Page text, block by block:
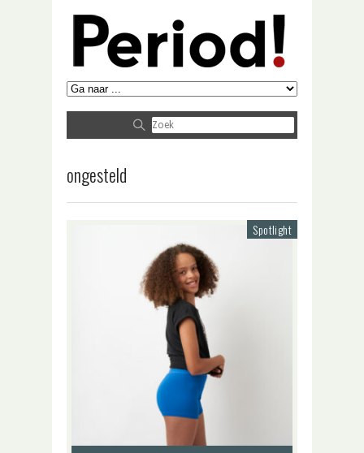
ongesteld
Spotlight